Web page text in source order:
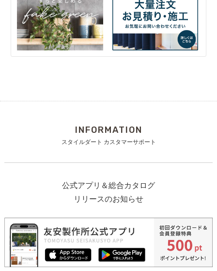
INFORMATION
スタイルダート カスタマーサポート
公式アプリ＆総合カタログ
リリースのお知らせ